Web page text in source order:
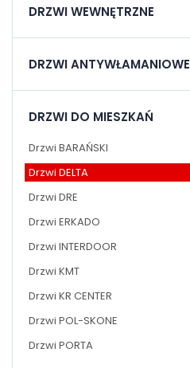
DRZWI WEWNĘTRZNE
DRZWI ANTYWŁAMANIOWE
DRZWI DO MIESZKAŃ
Drzwi BARAŃSKI
Drzwi DELTA
Drzwi DRE
Drzwi ERKADO
Drzwi INTERDOOR
Drzwi KMT
Drzwi KR CENTER
Drzwi POL-SKONE
Drzwi PORTA